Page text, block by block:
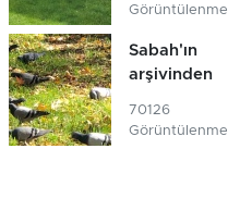
Görüntülenme
Sabah'ın
arşivinden
70126
Görüntülenme